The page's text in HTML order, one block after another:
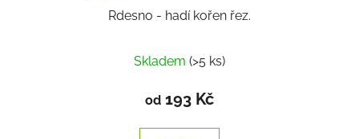
Rdesno - hadí kořen řez.
Skladem (>5 ks)
od 193 Kč